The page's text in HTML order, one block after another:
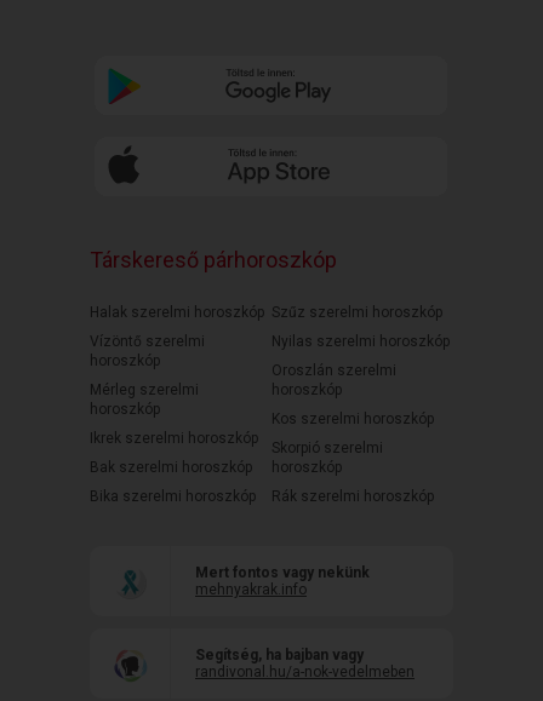
Társkereső párhoroszkóp
Halak szerelmi horoszkóp
Vízöntő szerelmi
horoszkóp
Mérleg szerelmi
horoszkóp
Ikrek szerelmi horoszkóp
Bak szerelmi horoszkóp
Bika szerelmi horoszkóp
Szűz szerelmi horoszkóp
Nyilas szerelmi horoszkóp
Oroszlán szerelmi
horoszkóp
Kos szerelmi horoszkóp
Skorpió szerelmi
horoszkóp
Rák szerelmi horoszkóp
Mert fontos vagy nekünk
mehnyakrak.info
Segítség, ha bajban vagy
randivonal.hu/a-nok-vedelmeben